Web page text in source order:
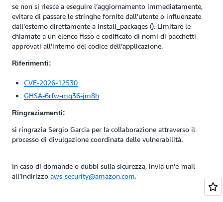
se non si riesce a eseguire l’aggiornamento immediatamente,
evitare di passare le stringhe fornite dall’utente o influenzate
dall’esterno direttamente a install_packages (). Limitare le
chiamate a un elenco fisso e codificato di nomi di pacchetti
approvati all’interno del codice dell’applicazione.
Riferimenti:
CVE-2026-12530
GHSA-6rfw-mq36-jm8h
Ringraziamenti:
si ringrazia Sergio Garcia per la collaborazione attraverso il
processo di divulgazione coordinata delle vulnerabilità.
In caso di domande o dubbi sulla sicurezza, invia un’e-mail
all’indirizzo aws-security@amazon.com.